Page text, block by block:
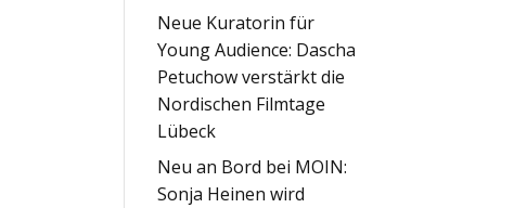
Neue Kuratorin für
Young Audience: Dascha
Petuchow verstärkt die
Nordischen Filmtage
Lübeck
Neu an Bord bei MOIN:
Sonja Heinen wird